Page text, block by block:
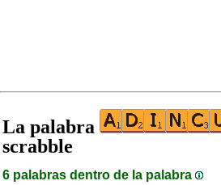
La palabra
scrabble
6 palabras dentro de la palabra